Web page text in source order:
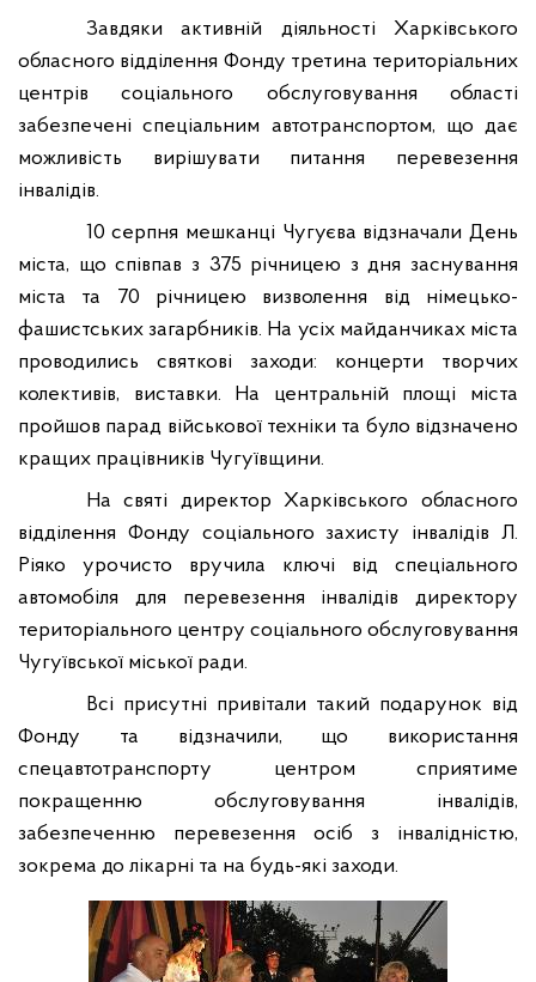
Завдяки активній діяльності Харківського
обласного відділення Фонду третина територіальних
центрівсоціального обслуговуванняобласті
забезпечені спеціальним автотранспортом, що дає
можливість вирішувати питання перевезення
інвалідів.
10 серпня мешканці Чугуєва відзначали День
міста, що співпав з 375 річницею з дня заснування
міста та 70 річницею визволення від німецько-
фашистських загарбників. На усіх майданчиках міста
проводились святкові заходи: концерти творчих
колективів, виставки. На центральній площі міста
пройшов парад військової техніки та було відзначено
кращих працівників Чугуївщини.
На святі директор Харківського обласного
відділення Фонду соціального захисту інвалідів Л.
Ріяко урочисто вручила ключі від спеціального
автомобіля для перевезення інвалідів директору
територіального центру соціального обслуговування
Чугуївської міської ради.
Всі присутні привітали такий подарунок від
Фонду та відзначили, що використання
спецавтотранспорту центром сприятиме
покращенню обслуговування інвалідів,
забезпеченню перевезення осіб з інвалідністю,
зокрема до лікарні та на будь-які заходи.